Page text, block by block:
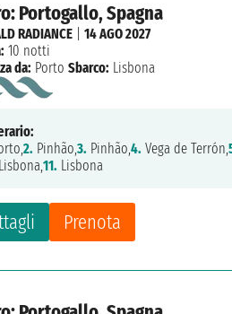
Portogallo, Spagna
Prenota
RADIANCE |14 AGO 2027
10 notti
da: Porto Sbarco: Lisbona
2. Pinhão,3. Pinhão,4. Vega de Terrón,
Lisbona,11. Lisbona